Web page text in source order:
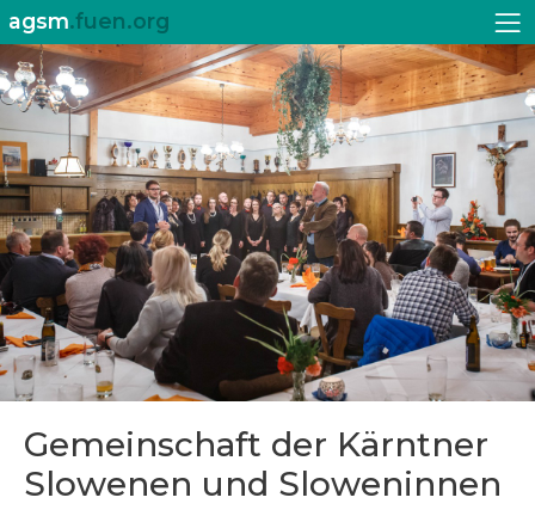
agsm.fuen.org
Gemeinschaft der Kärntner
Slowenen und Sloweninnen